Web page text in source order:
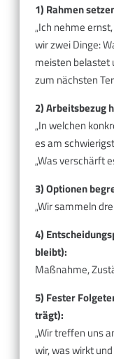
1) Rahmen
„Ich nehme
wir zwei Dinge:
meisten belastet
zum nächsten
2) Arbeitsbezug
„In welchen
es am
„Was verschärft
3) Optionen
„Wir sammeln
4)
bleibt):
Maßnahme,
5) Fester
trägt):
„Wir treffen uns
wir, was wirkt